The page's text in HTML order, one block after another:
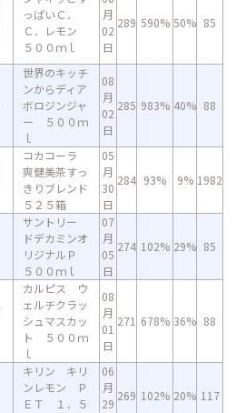
っぱいＣ．
Ｃ．レモン
５００ｍｌ
月
02
日
289 590% 50% 85
世界のキッチ
ンからディア
ボロジンジャ
ー ５００ｍ
ｌ
08
月
02
日
285 983% 40% 88
コカコーラ
爽健美茶すっ
きりブレンド
５２５箱
05
月
30
日
284 93% 9% 1982
サントリー
ドデカミンオ
リジナルＰ
５００ｍｌ
07
月
05
日
274 102% 29% 85
カルピス ウ
ェルチクラッ
シュマスカッ
ト ５００ｍ
ｌ
08
月
01
日
271 678% 36% 88
キリン キリ
ンレモン Ｐ
ＥＴ １．５
06
月
29
269 102% 20% 117